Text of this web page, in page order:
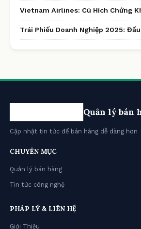
Vietnam Airlines: Cú Hích Chứng
Trái Phiếu Doanh Nghiệp 2025:
Quản lý bán
Cập nhật tin tức để bán hàng dễ dàng hơn
CHUYÊN MỤC
Quản lý bán hàng
Tin tức công nghệ
PHÁP LÝ & LIÊN HỆ
Giới Thiệu